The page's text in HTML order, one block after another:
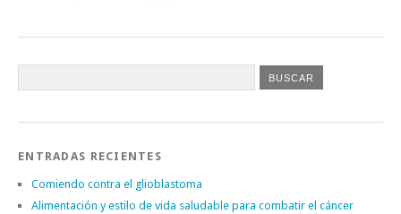
ENTRADAS RECIENTES
Comiendo contra el glioblastoma
Alimentación y estilo de vida saludable para combatir el cáncer